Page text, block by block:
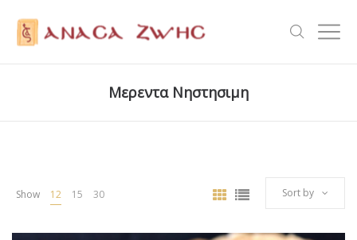
Μερεντα Νηστησιμη
Show 12 15 30 Sort by